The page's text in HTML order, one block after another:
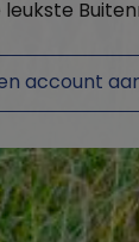
account